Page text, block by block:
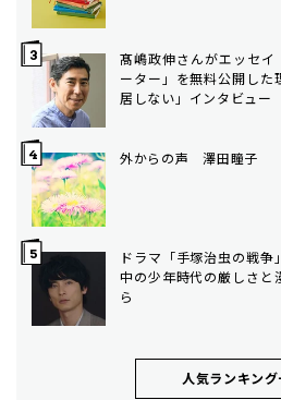
髙嶋政伸さんがエッセイ
ーター」を無料公開し
居しない」インタビュー
外からの声 澤田瞳子
ドラマ「手塚治虫の戦
中の少年時代の厳しさと
ら
人気ランキン